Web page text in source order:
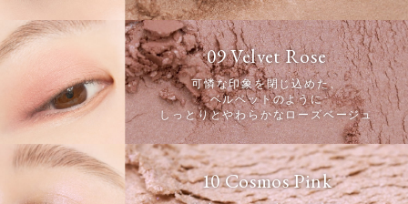
09 Velvet Rose
可憐な印象を閉じ込めた、
ベルベットのように
しっとりとやわらかなローズベージュ
10 Cosmos Pink